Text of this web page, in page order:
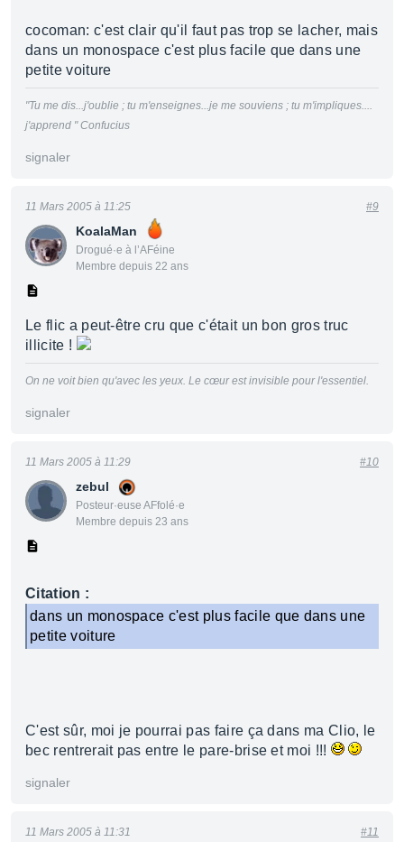
cocoman: c'est clair qu'il faut pas trop se lacher, mais
dans un monospace c'est plus facile que dans une
petite voiture
"Tu me dis...j'oublie ; tu m'enseignes...je me souviens ; tu m'impliques....
j'apprend " Confucius
signaler
KoalaMan
Drogué·e à l’AFéine
Membre depuis 22 ans
11 Mars 2005 à 11:25 #9
Le flic a peut-être cru que c'était un bon gros truc
illicite !
On ne voit bien qu'avec les yeux. Le cœur est invisible pour l'essentiel.
signaler
zebul
Posteur·euse AFfolé·e
Membre depuis 23 ans
11 Mars 2005 à 11:29 #10
Citation :
dans un monospace c'est plus facile que dans une
petite voiture
C'est sûr, moi je pourrai pas faire ça dans ma Clio, le
bec rentrerait pas entre le pare-brise et moi !!!
signaler
11 Mars 2005 à 11:31 #11